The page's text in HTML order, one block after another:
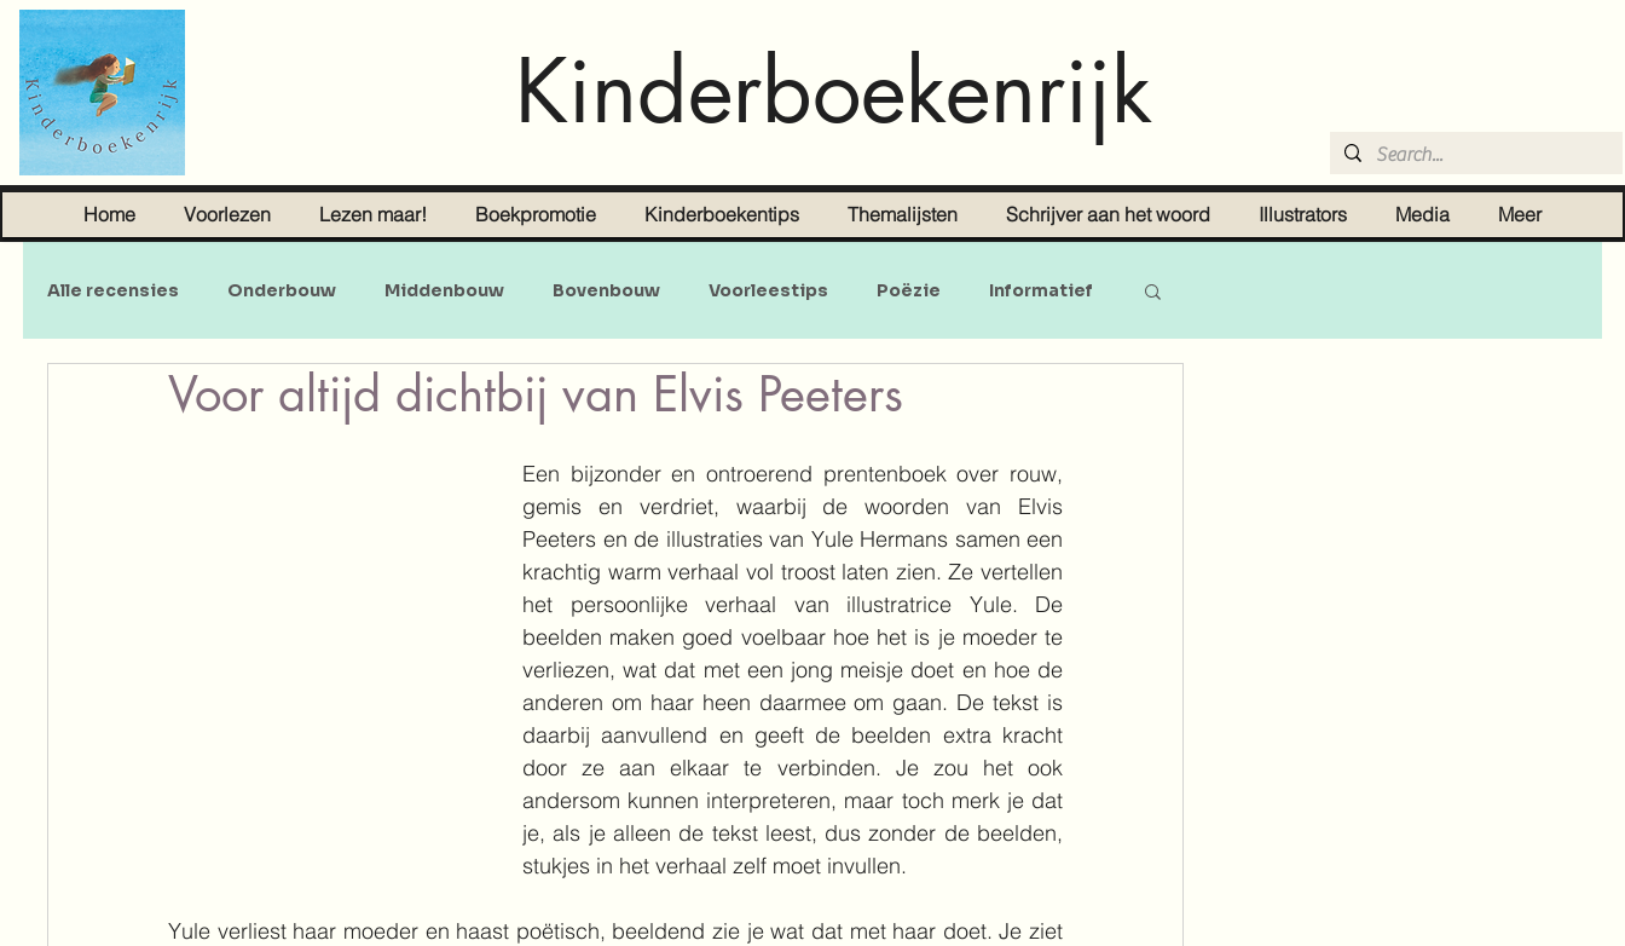
Kinderboekenrijk
Home Voorlezen Lezen maar! Boekpromotie Kinderboekentips Themalijsten Schrijver aan het woord Illustrators Media Meer
Alle recensies Onderbouw Middenbouw Bovenbouw Voorleestips Poëzie Informatief
Sprookjes Young Adult Volwassenen Doe-en zoekboeken Baby's en peuters
Voor altijd dichtbij van Elvis Peeters
Een bijzonder en ontroerend prentenboek over rouw,
gemis en verdriet, waarbij de woorden van Elvis
Peeters en de illustraties van Yule Hermans samen een
krachtig warm verhaal vol troost laten zien. Ze vertellen
het persoonlijke verhaal van illustratrice Yule. De
beelden maken goed voelbaar hoe het is je moeder te
verliezen, wat dat met een jong meisje doet en hoe de
anderen om haar heen daarmee om gaan. De tekst is
daarbij aanvullend en geeft de beelden extra kracht
door ze aan elkaar te verbinden. Je zou het ook
andersom kunnen interpreteren, maar toch merk je dat
je, als je alleen de tekst leest, dus zonder de beelden,
stukjes in het verhaal zelf moet invullen.
Yule verliest haar moeder en haast poëtisch, beeldend zie je wat dat met haar doet. Je ziet